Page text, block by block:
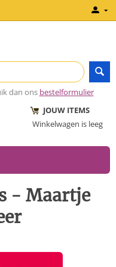
dan ons bestelformulier
JOUW ITEMS
Winkelwagen is leeg
- Maartje